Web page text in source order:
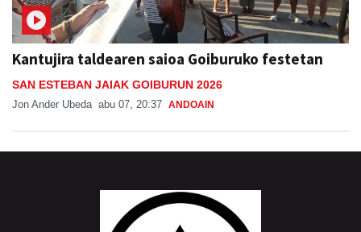
Kantujira taldearen saioa Goiburuko festetan
SAN ESTEBAN JAIAK GOIBURUN 2026
Jon Ander Ubeda abu 07, 20:37 ANDOAIN